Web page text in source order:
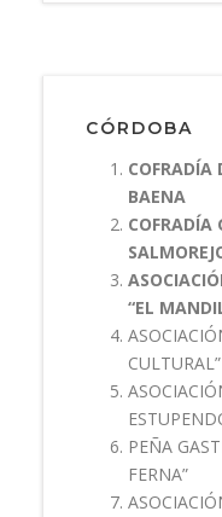
CÓRDOBA
COFRADÍA
BAENA
COFRADÍA
“EL
PEÑA
FERNA”